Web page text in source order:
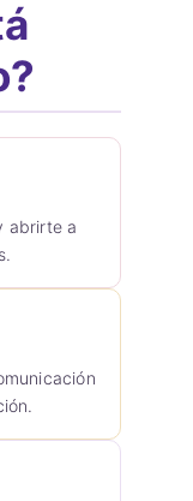
abrirte a